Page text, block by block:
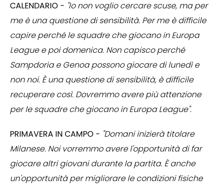
CALENDARIO - "Io non voglio cercare scuse, ma per
me è una questione di sensibilità. Per me è difficile
capire perché le squadre che giocano in Europa
League e poi domenica. Non capisco perché
Sampdoria e Genoa possono giocare di lunedì e
non noi. È una questione di sensibilità, è difficile
recuperare così. Dovremmo avere più attenzione
per le squadre che giocano in Europa League".
PRIMAVERA IN CAMPO - "Domani inizierà titolare
Milanese. Noi vorremmo avere l'opportunità di far
giocare altri giovani durante la partita. È anche
un'opportunità per migliorare le condizioni fisiche